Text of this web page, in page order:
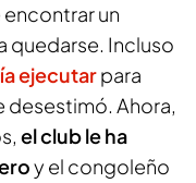
un
quedarse. Incluso
ejecutarpara
desestimó. Ahora,
el club le ha
y el congoleño